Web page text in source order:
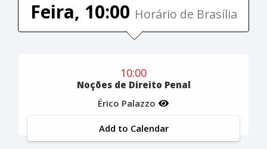
Feira, 10:00 Horário de Brasília
10:00
Noções de Direito Penal
Érico Palazzo
Add to Calendar